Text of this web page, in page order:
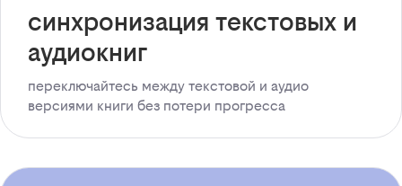
синхронизация текстовых и
аудиокниг
переключайтесь между текстовой и аудио
версиями книги без потери прогресса